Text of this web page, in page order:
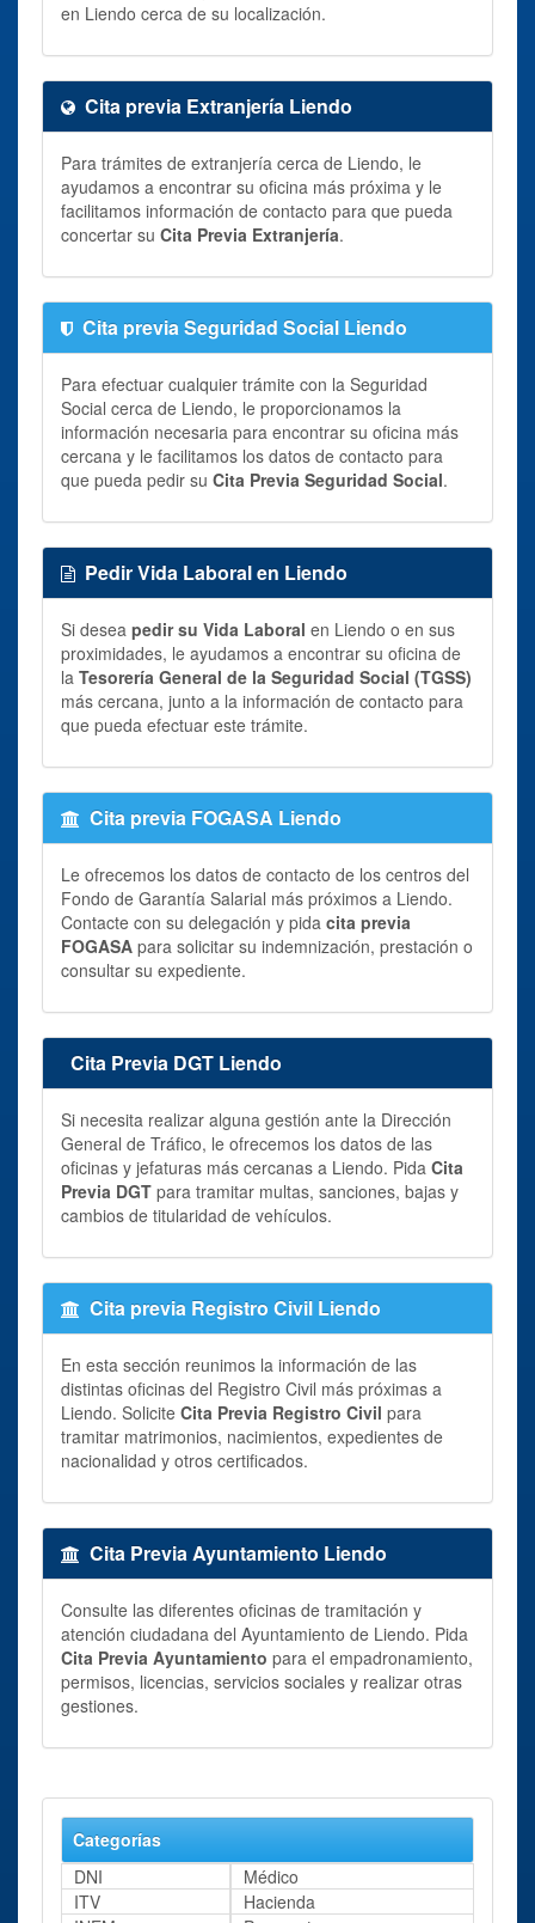
en Liendo cerca de su localización.
Cita previa Extranjería Liendo
Para trámites de extranjería cerca de Liendo, le
ayudamos a encontrar su oficina más próxima y le
facilitamos información de contacto para que pueda
concertar su Cita Previa Extranjería.
Cita previa Seguridad Social Liendo
Para efectuar cualquier trámite con la Seguridad
Social cerca de Liendo, le proporcionamos la
información necesaria para encontrar su oficina más
cercana y le facilitamos los datos de contacto para
que pueda pedir su Cita Previa Seguridad Social.
Pedir Vida Laboral en Liendo
Si desea pedir su Vida Laboral en Liendo o en sus
proximidades, le ayudamos a encontrar su oficina de
la Tesorería General de la Seguridad Social (TGSS)
más cercana, junto a la información de contacto para
que pueda efectuar este trámite.
Cita previa FOGASA Liendo
Le ofrecemos los datos de contacto de los centros del
Fondo de Garantía Salarial más próximos a Liendo.
Contacte con su delegación y pida cita previa
FOGASA para solicitar su indemnización, prestación o
consultar su expediente.
Cita Previa DGT Liendo
Si necesita realizar alguna gestión ante la Dirección
General de Tráfico, le ofrecemos los datos de las
oficinas y jefaturas más cercanas a Liendo. Pida Cita
Previa DGT para tramitar multas, sanciones, bajas y
cambios de titularidad de vehículos.
Cita previa Registro Civil Liendo
En esta sección reunimos la información de las
distintas oficinas del Registro Civil más próximas a
Liendo. Solicite Cita Previa Registro Civil para
tramitar matrimonios, nacimientos, expedientes de
nacionalidad y otros certificados.
Cita Previa Ayuntamiento Liendo
Consulte las diferentes oficinas de tramitación y
atención ciudadana del Ayuntamiento de Liendo. Pida
Cita Previa Ayuntamiento para el empadronamiento,
permisos, licencias, servicios sociales y realizar otras
gestiones.
Categorías
DNI
Médico
ITV
Hacienda